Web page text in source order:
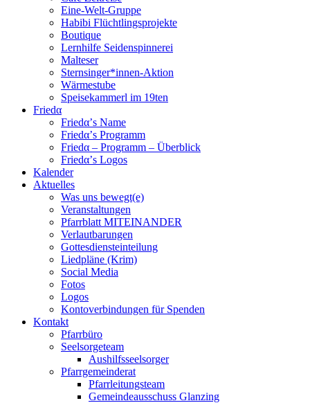
Eine-Welt-Gruppe
Habibi Flüchtlingsprojekte
Boutique
Lernhilfe Seidenspinnerei
Malteser
Sternsinger*innen-Aktion
Wärmestube
Speisekammerl im 19ten
Friedα
Friedα’s Name
Friedα’s Programm
Friedα – Programm – Überblick
Friedα’s Logos
Kalender
Aktuelles
Was uns bewegt(e)
Veranstaltungen
Pfarrblatt MITEINANDER
Verlautbarungen
Gottesdiensteinteilung
Liedpläne (Krim)
Social Media
Fotos
Logos
Kontoverbindungen für Spenden
Kontakt
Pfarrbüro
Seelsorgeteam
Aushilfsseelsorger
Pfarrgemeinderat
Pfarrleitungsteam
Gemeindeausschuss Glanzing